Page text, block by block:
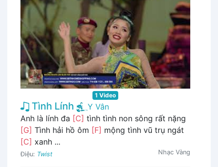
1 Video
Tình Lính
Y Vân
Anh là lính đa [C] tình tình non sông rất nặng
[G] Tình hải hồ ôm [F] mộng tình vũ trụ ngát
[C] xanh ...
Điệu: Twist Nhạc Vàng